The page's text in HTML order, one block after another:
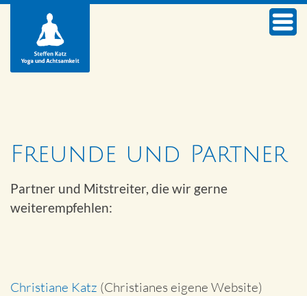
Freunde und Partner
Partner und Mitstreiter, die wir gerne
weiterempfehlen:
Christiane Katz (Christianes eigene Website)